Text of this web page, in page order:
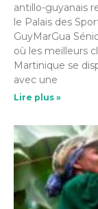
antillo-guyanais
le Palais des
GuyMarGua
où les meilleurs
Martinique se
avec une
Lire plus »